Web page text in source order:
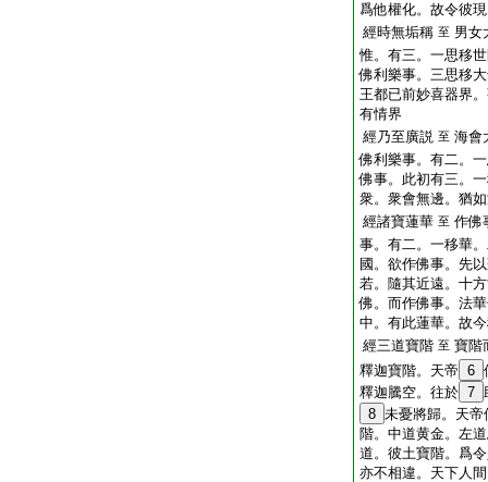
爲他權化。故令彼
經時無垢稱 至 男
惟。有三。一思移
佛利樂事。三思移
王都已前妙喜器界
有情界
經乃至廣説 至 海會
佛利樂事。有二。
佛事。此初有三。
衆。衆會無邊。猶
經諸寶蓮華 至 作佛
事。有二。一移華
國。欲作佛事。先
若。隨其近遠。十
佛。而作佛事。法
中。有此蓮華。故
經三道寶階 至 寶階
釋迦寶階。天帝 6
釋迦騰空。往於 7
8 未憂將歸。天
階。中道黄金。左
道。彼土寶階。爲
亦不相違。天下人